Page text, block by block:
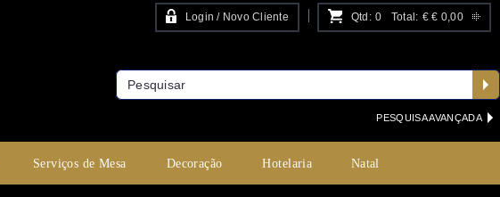
Login / Novo Cliente Qtd: 0 Total: €€ 0,00
PESQUISA AVANÇADA
Serviços de Mesa Decoração Hotelaria Natal